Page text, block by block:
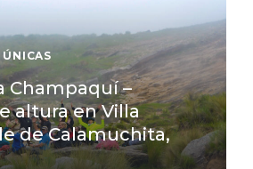
ÚNICAS
Champaquí –
altura en Villa
de Calamuchita,